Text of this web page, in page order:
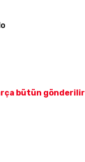
bütün gönderilir